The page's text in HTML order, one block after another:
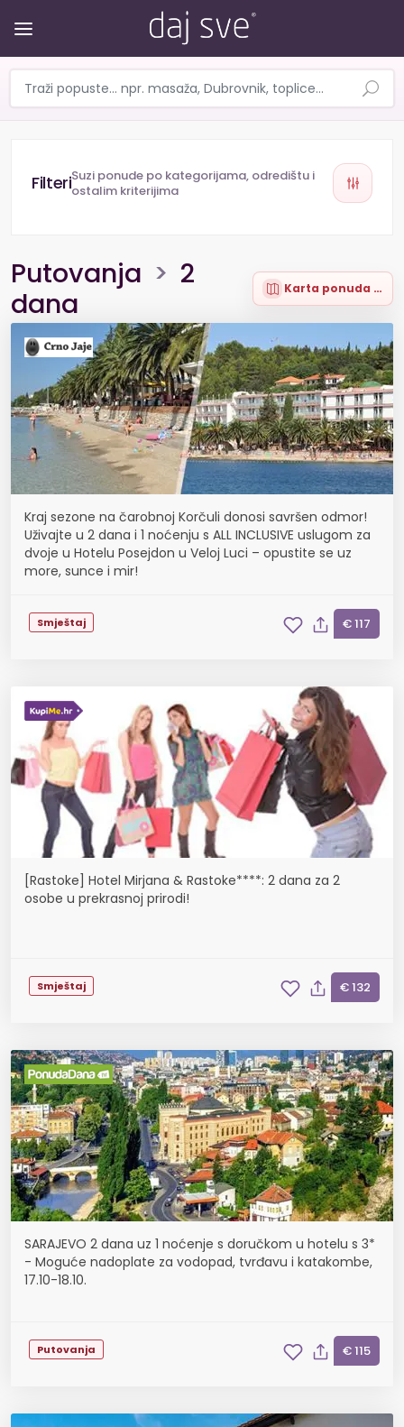
Suzi ponude po kategorijama, odredištu i
ostalim kriterijima
Putovanja > 2
dana
Karta ponuda (17)
Kraj sezone na čarobnoj Korčuli donosi savršen odmor!
Uživajte u 2 dana i 1 noćenju s ALL INCLUSIVE uslugom za
dvoje u Hotelu Posejdon u Veloj Luci – opustite se uz
more, sunce i mir!
Smještaj € 117
[Rastoke] Hotel Mirjana & Rastoke****: 2 dana za 2
osobe u prekrasnoj prirodi!
Smještaj € 132
SARAJEVO 2 dana uz 1 noćenje s doručkom u hotelu s 3*
- Moguće nadoplate za vodopad, tvrđavu i katakombe,
17.10-18.10.
Putovanja € 115